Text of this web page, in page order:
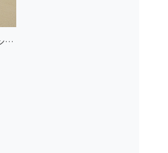
マンハッタンビーチ 2